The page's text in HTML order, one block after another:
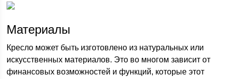
Материалы
Кресло может быть изготовлено из натуральных или
искусственных материалов. Это во многом зависит от
финансовых возможностей и функций, которые этот